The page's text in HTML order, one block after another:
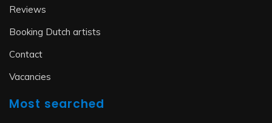
Reviews
Booking Dutch artists
Contact
Vacancies
Most searched